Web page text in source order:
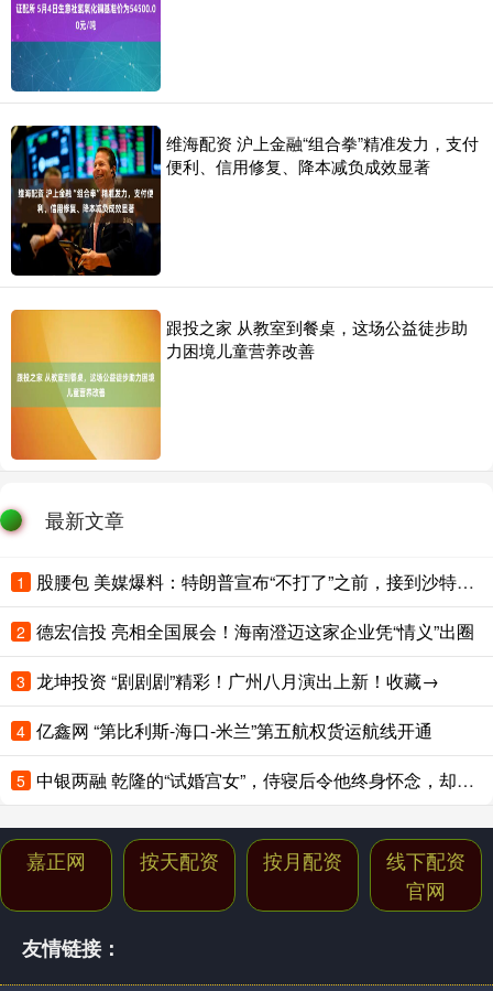
维海配资 沪上金融“组合拳”精准发力，支付
便利、信用修复、降本减负成效显著
跟投之家 从教室到餐桌，这场公益徒步助
力困境儿童营养改善
最新文章
1 股腰包 美媒爆料：特朗普宣布“不打了”之前，接到沙特王储电话；卡塔尔、阿联酋、土耳其、巴基斯坦集体发声
2 德宏信投 亮相全国展会！海南澄迈这家企业凭“情义”出圈
3 龙坤投资 “剧剧剧”精彩！广州八月演出上新！收藏→
4 亿鑫网 “第比利斯-海口-米兰”第五航权货运航线开通
5 中银两融 乾隆的“试婚宫女”，侍寝后令他终身怀念，却在多年后骂死她儿子
嘉正网 按天配资 按月配资
线下配资
官网
友情链接：